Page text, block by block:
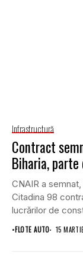
Infrastructură
Contract
Biharia,
CNAIR a
Citadina 98
lucrărilor de
•FLOTE AUTO 15